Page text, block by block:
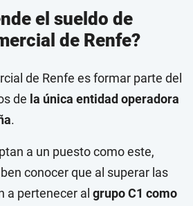
el sueldo de
de Renfe?
de Renfe es formar parte del
de la única entidad operadora
.
a un puesto como este,
conocer que al superar las
a pertenecer al grupo C1 como